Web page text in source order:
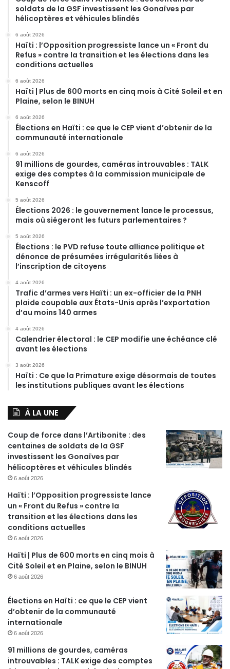
soldats de la GSF investissent les Gonaïves par
hélicoptères et véhicules blindés
6 août 2026
Haïti : l’Opposition progressiste lance un « Front du
Refus » contre la transition et les élections dans les
conditions actuelles
6 août 2026
Haïti | Plus de 600 morts en cinq mois à Cité Soleil et en
Plaine, selon le BINUH
6 août 2026
Élections en Haïti : ce que le CEP vient d’obtenir de la
communauté internationale
6 août 2026
91 millions de gourdes, caméras introuvables : TALK
exige des comptes à la commission municipale de
Kenscoff
5 août 2026
Élections 2026 : le gouvernement lance le processus,
mais où siégeront les futurs parlementaires ?
5 août 2026
Élections : le PVD refuse toute alliance politique et
dénonce de présumées irrégularités liées à
l’inscription de citoyens
4 août 2026
Trafic d’armes vers Haïti : un ex-officier de la PNH
plaide coupable aux États-Unis après l’exportation
d’au moins 140 armes
4 août 2026
Calendrier électoral : le CEP modifie une échéance clé
avant les élections
3 août 2026
Haïti : Ce que la Primature exige désormais de toutes
les institutions publiques avant les élections
À LA UNE
Coup de force dans l’Artibonite : des
centaines de soldats de la GSF
investissent les Gonaïves par
hélicoptères et véhicules blindés
6 août 2026
Haïti : l’Opposition progressiste lance
un « Front du Refus » contre la
transition et les élections dans les
conditions actuelles
6 août 2026
Haïti | Plus de 600 morts en cinq mois à
Cité Soleil et en Plaine, selon le BINUH
6 août 2026
Élections en Haïti : ce que le CEP vient
d’obtenir de la communauté
internationale
6 août 2026
91 millions de gourdes, caméras
introuvables : TALK exige des comptes